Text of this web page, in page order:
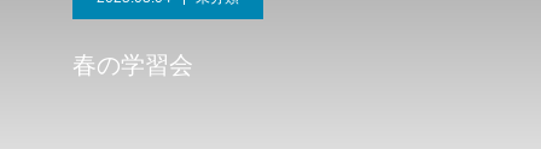
春の学習会